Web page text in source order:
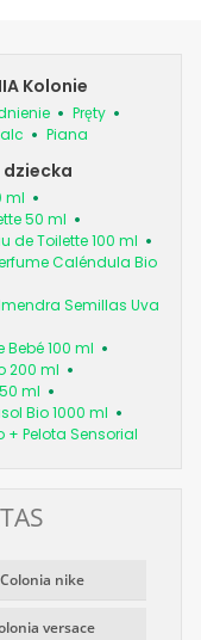
Kolonie
Pręty
Piana
dziecka
ml
50 ml
de Toilette 100 ml
Caléndula Bio
Semillas Uva
100 ml
200 ml
ml
Bio 1000 ml
+ Pelota Sensorial
Colonia nike
versace